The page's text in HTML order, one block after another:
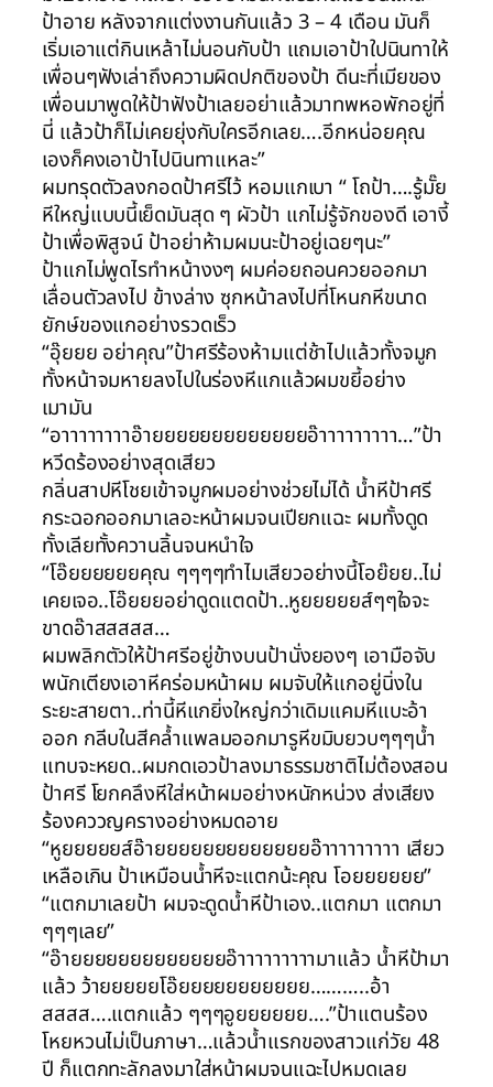
ป้าอาย หลังจากแต่งงานกันแล้ว 3 – 4 เดือน มันก็
เริ่มเอาแต่กินเหล้าไม่นอนกับป้า แถมเอาป้าใปนินทาให้
เพื่อนๆฟังเล่าถึงความผิดปกติของป้า ดีนะที่เมียของ
เพื่อนมาพูดให้ป้าฟังป้าเลยอย่าแล้วมาทพหอพักอยู่ที่
นี่ แล้วป้าก็ไม่เคยยุ่งกับใครอีกเลย….อีกหน่อยคุณ
เองก็คงเอาป้าไปนินทาแหละ”
ผมทรุดตัวลงกอดป้าศรีไว้ หอมแกเบา “ โถป้า….รู้มั๊ย
หีใหญ่แบบนี้เย็ดมันสุด ๆ ผัวป้า แกไม่รู้จักของดี เอางี้
ป้าเพื่อพิสูจน์ ป้าอย่าห้ามผมนะป้าอยู่เฉยๆนะ”
ป้าแกไม่พูดไรทำหน้างงๆ ผมค่อยถอนควยออกมา
เลื่อนตัวลงไป ข้างล่าง ซุกหน้าลงไปที่โหนกหีขนาด
ยักษ์ของแกอย่างรวดเร็ว
“อุ๊ยยย อย่าคุณ”ป้าศรีร้องห้ามแต่ช้าไปแล้วทั้งจมูก
ทั้งหน้าจมหายลงไปในร่องหีแกแล้วผมขยี้อย่าง
เมามัน
“อาาาาาาาาอ๊ายยยยยยยยยยยยยอ๊าาาาาาาาา…”ป้า
หวีดร้องอย่างสุดเสียว
กลิ่นสาปหีโชยเข้าจมูกผมอย่างช่วยไม่ได้ น้ำหีป้าศรี
กระฉอกออกมาเลอะหน้าผมจนเปียกแฉะ ผมทั้งดูด
ทั้งเลียทั้งควานลิ้นจนหนำใจ
“โอ๊ยยยยยยคุณ ๆๆๆๆทำไมเสียวอย่างนี้โอย๊ยย..ไม่
เคยเจอ..โอ๊ยยยอย่าดูดแตดป้า..หูยยยยยส์ๆๆใจจะ
ขาดอ๊าสสสสส…
ผมพลิกตัวให้ป้าศรีอยู่ข้างบนป้านั่งยองๆ เอามือจับ
พนักเตียงเอาหีคร่อมหน้าผม ผมจับให้แกอยู่นิ่งใน
ระยะสายตา..ท่านี้หีแกยิ่งใหญ่กว่าเดิมแคมหีแบะอ้า
ออก กลีบในสีคล้ำแพลมออกมารูหีขมิบยวบๆๆๆน้ำ
แทบจะหยด..ผมกดเอวป้าลงมาธรรมชาติไม่ต้องสอน
ป้าศรี โยกคลึงหีใส่หน้าผมอย่างหนักหน่วง ส่งเสียง
ร้องคววญครางอย่างหมดอาย
“หูยยยยยส์อ๊ายยยยยยยยยยยยยอ๊าาาาาาาาา เสียว
เหลือเกิน ป้าเหมือนน้ำหีจะแตกน้ะคุณ โอยยยยยย”
“แตกมาเลยป้า ผมจะดูดน้ำหีป้าเอง..แตกมา แตกมา
ๆๆๆเลย”
“อ๊ายยยยยยยยยยยยยอ๊าาาาาาาาามาแล้ว น้ำหีป้ามา
แล้ว ว้ายยยยยโอ๊ยยยยยยยยยยย………..อ้า
สสสส….แตกแล้ว ๆๆๆอูยยยยยย….”ป้าแตนร้อง
โหยหวนไม่เป็นภาษา…แล้วน้ำแรกของสาวแก่วัย 48
ปี ก็แตกทะลักลงมาใส่หน้าผมจนแฉะไปหมดเลย